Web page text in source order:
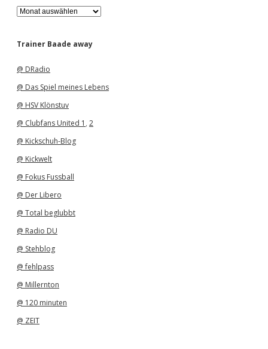
A
r
h
Trainer Baade away
@ DRadio
@ Das Spiel meines Lebens
@ HSV Klönstuv
@ Clubfans United 1 , 2
@ Kickschuh-Blog
@ Kickwelt
@ Fokus Fussball
@ Der Libero
@ Total beglubbt
@ Radio DU
@ Stehblog
@ fehlpass
@ Millernton
@ 120 minuten
@ ZEIT